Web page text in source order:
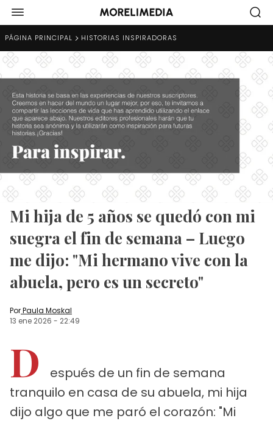
PÁGINA PRINCIPAL HISTORIAS INSPIRADORAS
Mi hija de 5 años se quedó con mi
suegra el fin de semana – Luego
me dijo: "Mi hermano vive con la
abuela, pero es un secreto"
PorPaula Moskal
13 ene 2026 - 22:49
D
espués de un fin de semana
tranquilo en casa de su abuela, mi hija
dijo algo que me paró el corazón: "Mi